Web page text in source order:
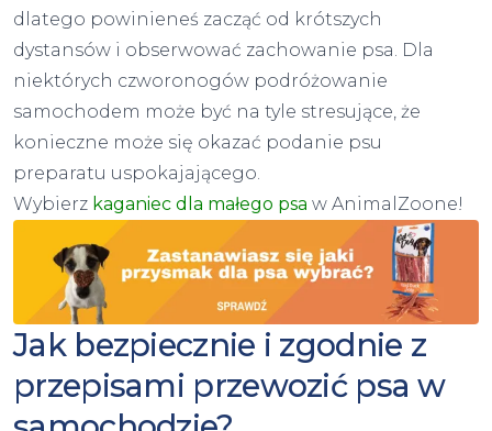
dlatego powinieneś zacząć od krótszych
dystansów i obserwować zachowanie psa. Dla
niektórych czworonogów podróżowanie
samochodem może być na tyle stresujące, że
konieczne może się okazać podanie psu
preparatu uspokajającego.
Wybierz kaganiec dla małego psa w AnimalZoone!
Jak bezpiecznie i zgodnie z
przepisami przewozić psa w